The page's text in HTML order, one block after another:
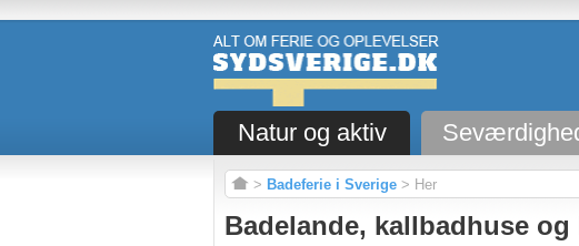
Natur og aktiv
> Badeferie i Sverige > Her
Badelande, kallbadhuse